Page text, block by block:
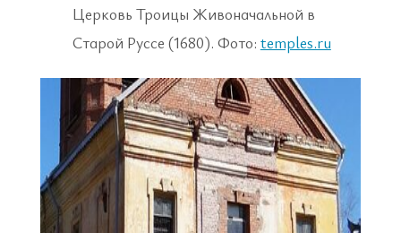
Церковь Троицы Живоначальной в
Старой Руссе (1680). Фото: temples.ru